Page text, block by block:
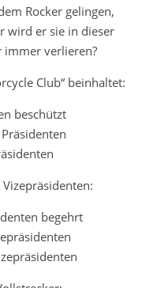
Rocker gelingen,
wird er sie in dieser
immer verlieren?
Club“ beinhaltet:
beschützt
begehrt